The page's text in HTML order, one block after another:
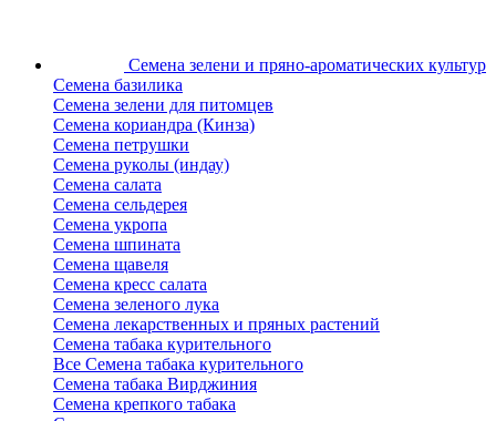
Семена зелени и пряно-ароматических культур
Семена базилика
Семена зелени для питомцев
Семена кориандра (Кинза)
Семена петрушки
Семена руколы (индау)
Семена салата
Семена сельдерея
Семена укропа
Семена шпината
Семена щавеля
Семена кресс салата
Семена зеленого лука
Семена лекарственных и пряных растений
Семена табака курительного
Все Семена табака курительного
Семена табака Вирджиния
Семена крепкого табака